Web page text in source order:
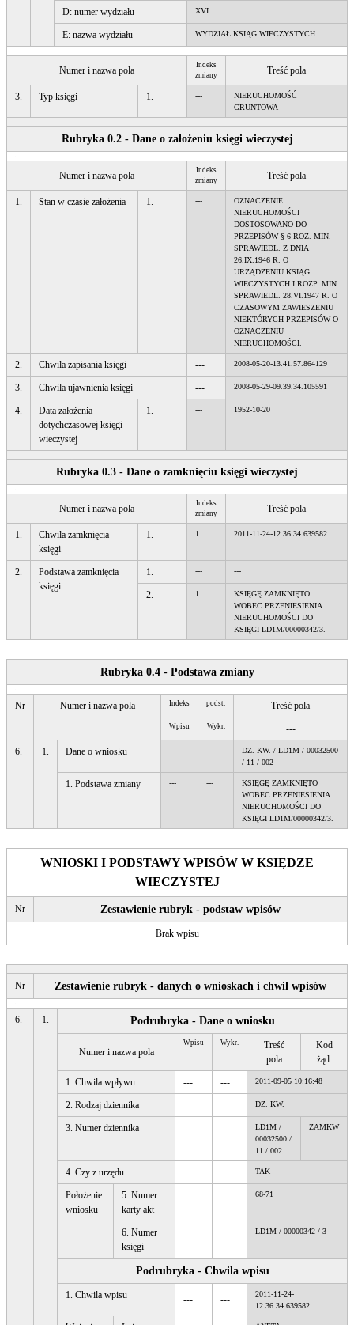
D: numer wydziału XVI
E: nazwa wydziału WYDZIAŁ KSIĄG WIECZYSTYCH
Numer i nazwa pola
Indeks
zmiany
Treść pola
3. Typ księgi 1. ---
NIERUCHOMOŚĆ
GRUNTOWA
Rubryka 0.2 - Dane o założeniu księgi wieczystej
Numer i nazwa pola
Indeks
zmiany
Treść pola
1. Stan w czasie założenia 1. ---
OZNACZENIE
NIERUCHOMOŚCI
DOSTOSOWANO DO
PRZEPISÓW § 6 ROZ. MIN.
SPRAWIEDL. Z DNIA
26.IX.1946 R. O
URZĄDZENIU KSIĄG
WIECZYSTYCH I ROZP. MIN.
SPRAWIEDL. 28.VI.1947 R. O
CZASOWYM ZAWIESZENIU
NIEKTÓRYCH PRZEPISÓW O
OZNACZENIU
NIERUCHOMOŚCI.
2. Chwila zapisania księgi --- 2008-05-20-13.41.57.864129
3. Chwila ujawnienia księgi --- 2008-05-29-09.39.34.105591
4.
Data założenia
dotychczasowej księgi
wieczystej
1. --- 1952-10-20
Rubryka 0.3 - Dane o zamknięciu księgi wieczystej
Numer i nazwa pola
Indeks
zmiany
Treść pola
1.
Chwila zamknięcia
księgi
1. 1 2011-11-24-12.36.34.639582
2.
Podstawa zamknięcia
księgi
1. --- ---
2. 1
KSIĘGĘ ZAMKNIĘTO
WOBEC PRZENIESIENIA
NIERUCHOMOŚCI DO
KSIĘGI LD1M/00000342/3.
Rubryka 0.4 - Podstawa zmiany
Nr Numer i nazwa pola Indeks podst. Treść pola
Wpisu Wykr. ---
6. 1. Dane o wniosku --- ---
DZ. KW. / LD1M / 00032500
/ 11 / 002
1. Podstawa zmiany --- ---
KSIĘGĘ ZAMKNIĘTO
WOBEC PRZENIESIENIA
NIERUCHOMOŚCI DO
KSIĘGI LD1M/00000342/3.
WNIOSKI I PODSTAWY WPISÓW W KSIĘDZE
WIECZYSTEJ
Nr Zestawienie rubryk - podstaw wpisów
Brak wpisu
Nr Zestawienie rubryk - danych o wnioskach i chwil wpisów
6. 1. Podrubryka - Dane o wniosku
Numer i nazwa pola
Wpisu Wykr.
Treść
pola
Kod
żąd.
1. Chwila wpływu --- --- 2011-09-05 10:16:48
2. Rodzaj dziennika DZ. KW.
3. Numer dziennika
LD1M /
00032500 /
11 / 002
ZAMKW
4. Czy z urzędu TAK
Położenie
wniosku
5. Numer
karty akt
68-71
6. Numer
księgi
LD1M / 00000342 / 3
Podrubryka - Chwila wpisu
1. Chwila wpisu --- ---
2011-11-24-
12.36.34.639582